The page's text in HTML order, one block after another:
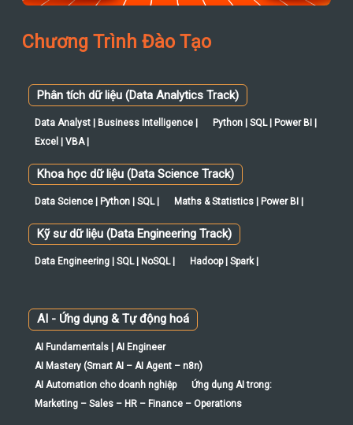
Chương Trình Đào Tạo
Phân tích dữ liệu (Data Analytics Track)
Data Analyst | Business Intelligence |
Python | SQL | Power BI |
Excel | VBA |
Khoa học dữ liệu (Data Science Track)
Data Science | Python | SQL | Maths & Statistics | Power BI |
Kỹ sư dữ liệu (Data Engineering Track)
Data Engineering | SQL | NoSQL | Hadoop | Spark |
AI - Ứng dụng & Tự động hoá
AI Fundamentals | AI Engineer
AI Mastery (Smart AI – AI Agent – n8n)
AI Automation cho doanh nghiệp
Ứng dụng AI trong:
Marketing – Sales – HR – Finance – Operations